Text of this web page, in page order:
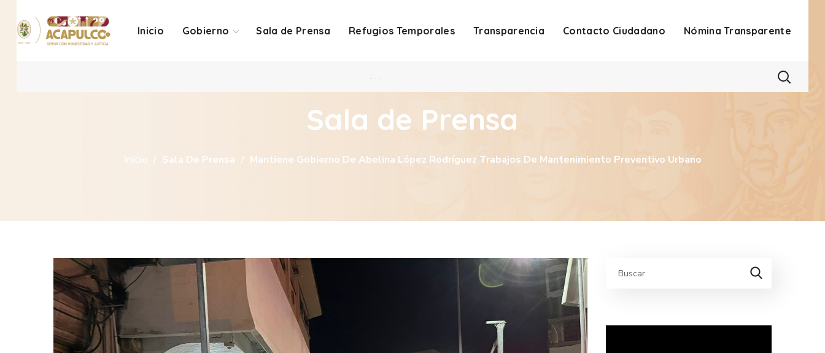
Inicio Gobierno Sala de Prensa Refugios Temporales Transparencia Contacto Ciudadano Nómina Transparente
. . .
Sala de Prensa
Inicio Sala De Prensa Mantiene Gobierno De Abelina López Rodríguez Trabajos De Mantenimiento Preventivo Urbano